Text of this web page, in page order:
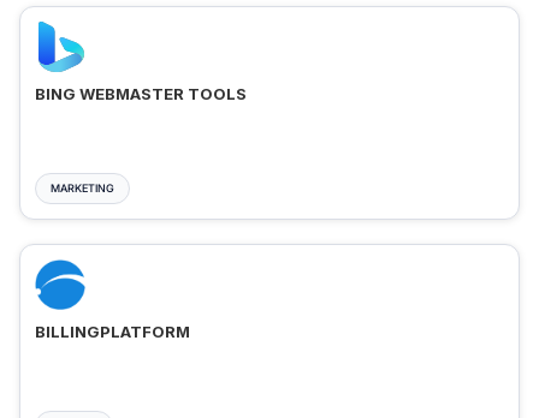
BING WEBMASTER TOOLS
MARKETING
BILLINGPLATFORM